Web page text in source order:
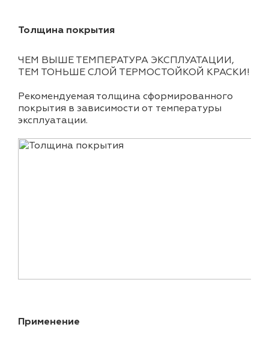
Толщина покрытия
ЧЕМ ВЫШЕ ТЕМПЕРАТУРА ЭКСПЛУАТАЦИИ,
ТЕМ ТОНЬШЕ СЛОЙ ТЕРМОСТОЙКОЙ КРАСКИ!
Рекомендуемая толщина сформированного
покрытия в зависимости от температуры
эксплуатации.
Применение